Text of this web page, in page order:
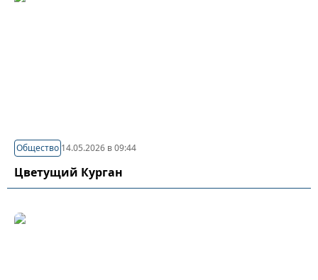
Общество 14.05.2026 в 09:44
Цветущий Курган